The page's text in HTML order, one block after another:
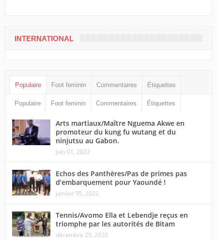
INTERNATIONAL
Populaire Foot feminin Commentaires Étiquettes
Populaire Foot feminin Commentaires Étiquettes
Arts martiaux/Maître Nguema Akwe en
promoteur du kung fu wutang et du
ninjutsu au Gabon.
juin 01, 2022
Echos des Panthères/Pas de primes pas
d’embarquement pour Yaoundé !
janvier 05, 2022
Tennis/Avomo Ella et Lebendje reçus en
triomphe par les autorités de Bitam
décembre 25, 2020